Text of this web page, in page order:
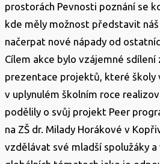
prostorách Pevnosti poznání se
kde měly možnost představit
načerpat nové nápady od
Cílem akce bylo vzájemné sdílení
prezentace projektů, které školy
v uplynulém školním roce
podělily o svůj projekt Peer
na ZŠ dr. Milady Horákové v
vzdělávat své mladší spolužáky